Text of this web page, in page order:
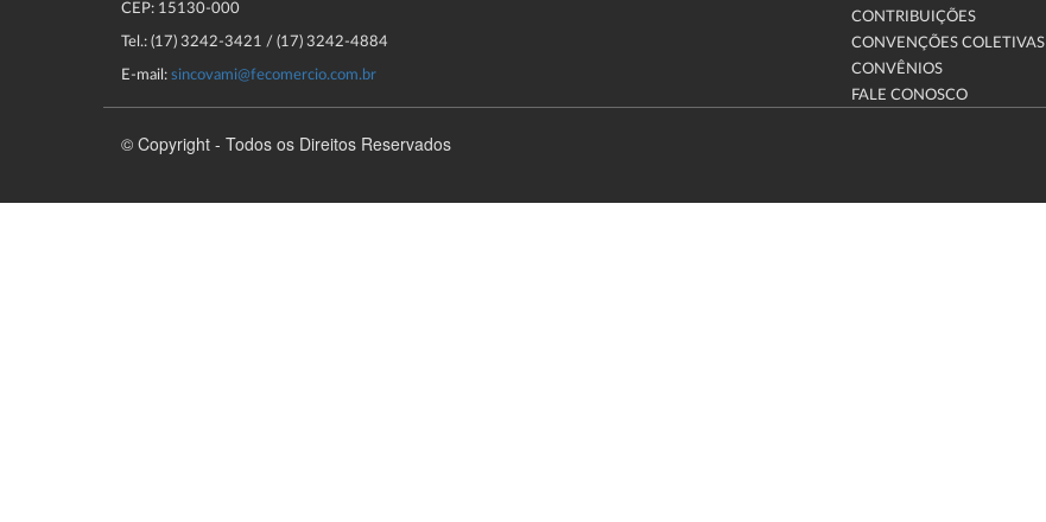
CEP: 15130-000
Tel.: (17) 3242-3421 / (17) 3242-4884
E-mail: sincovami@fecomercio.com.br
CONTRIBUIÇÕES
CONVENÇÕES COLETIVAS
CONVÊNIOS
FALE CONOSCO
© Copyright - Todos os Direitos Reservados